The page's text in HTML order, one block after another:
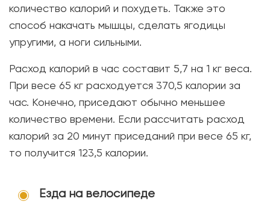
количество калорий и похудеть. Также это
способ накачать мышцы, сделать ягодицы
упругими, а ноги сильными.
Расход калорий в час составит 5,7 на 1 кг веса.
При весе 65 кг расходуется 370,5 калории за
час. Конечно, приседают обычно меньшее
количество времени. Если рассчитать расход
калорий за 20 минут приседаний при весе 65 кг,
то получится 123,5 калории.
Езда на велосипеде